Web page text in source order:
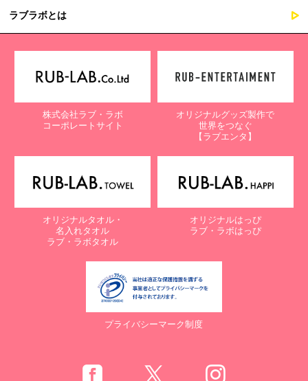
ラブラボとは
株式会社ラブ・ラボ
コーポレートサイト
オリジナルグッズ製作で
世界をつなぐ
【ラブエンタ】
オリジナルタオル・
名入れタオル
ラブ・ラボタオル
オリジナルはっぴ
ラブ・ラボはっぴ
プライバシーマーク制度